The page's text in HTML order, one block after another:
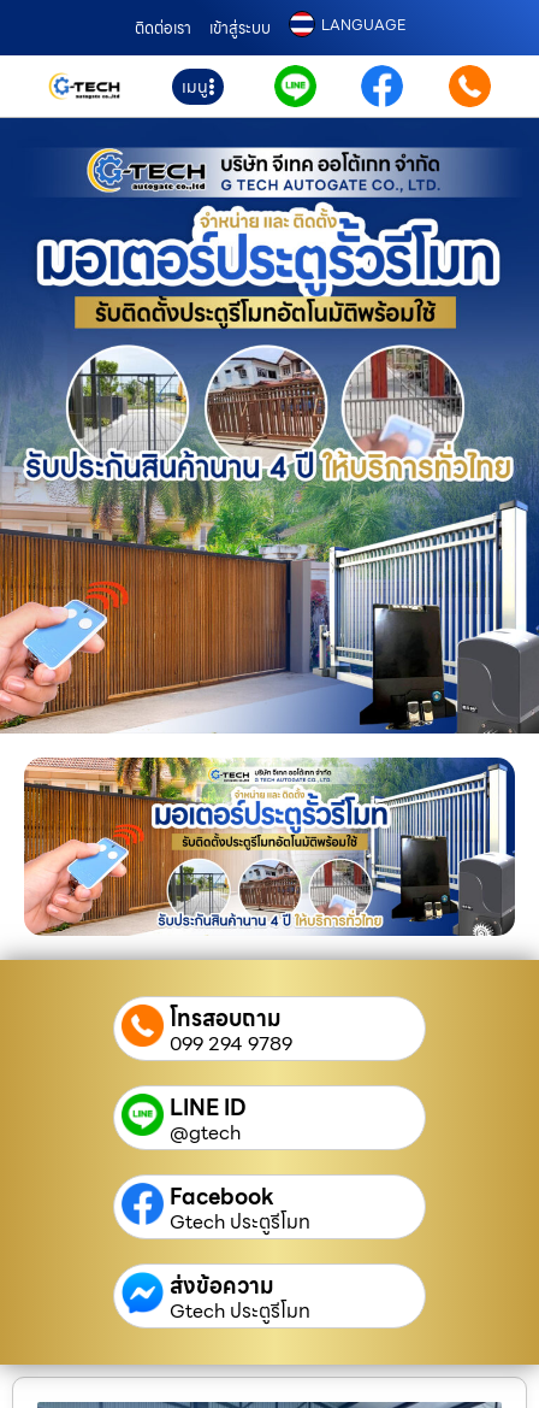
ติดต่อเรา เข้าสู่ระบบ LANGUAGE
เมนู
โทรสอบถาม
099 294 9789
LINE ID
@gtech
Facebook
Gtech ประตูรีโมท
ส่งข้อความ
Gtech ประตูรีโมท